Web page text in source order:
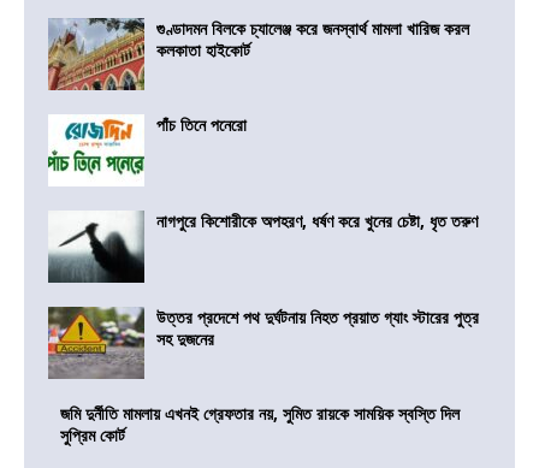
গুণ্ডাদমন বিলকে চ্যালেঞ্জ করে জনস্বার্থ মামলা খারিজ করল
কলকাতা হাইকোর্ট
পাঁচ তিনে পনেরো
নাগপুরে কিশোরীকে অপহরণ, ধর্ষণ করে খুনের চেষ্টা, ধৃত তরুণ
উত্তর প্রদেশে পথ দুর্ঘটনায় নিহত প্রয়াত গ্যাং স্টারের পুত্র
সহ দুজনের
জমি দুর্নীতি মামলায় এখনই গ্রেফতার নয়, সুমিত রায়কে সাময়িক স্বস্তি দিল
সুপ্রিম কোর্ট